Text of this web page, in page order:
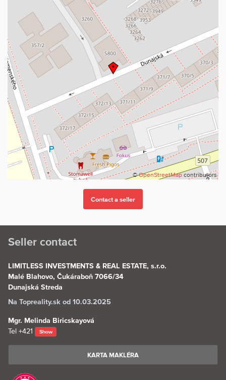
©OpenStreetMap contributors
Seller contact
LIMITLESS INVESTMENTS & REAL ESTATE, s.r.o.
Malé Blahovo, Čukáraboň 7066/34
Dunajská Streda
Na Topreality.sk od 10.03.2025
Mgr. Melinda Biricskayová
Tel +421 Show
KARTA MAKLÉRA